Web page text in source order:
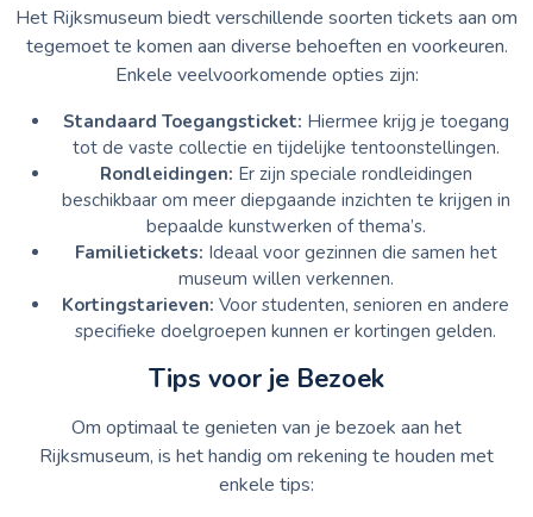
Het Rijksmuseum biedt verschillende soorten tickets aan om
tegemoet te komen aan diverse behoeften en voorkeuren.
Enkele veelvoorkomende opties zijn:
Standaard Toegangsticket: Hiermee krijg je toegang
tot de vaste collectie en tijdelijke tentoonstellingen.
Rondleidingen: Er zijn speciale rondleidingen
beschikbaar om meer diepgaande inzichten te krijgen in
bepaalde kunstwerken of thema’s.
Familietickets: Ideaal voor gezinnen die samen het
museum willen verkennen.
Kortingstarieven: Voor studenten, senioren en andere
specifieke doelgroepen kunnen er kortingen gelden.
Tips voor je Bezoek
Om optimaal te genieten van je bezoek aan het
Rijksmuseum, is het handig om rekening te houden met
enkele tips: